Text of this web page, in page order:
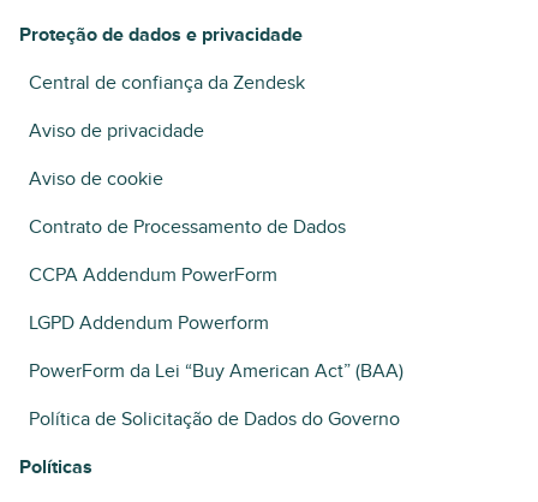
Proteção de dados e privacidade
Central de confiança da Zendesk
Aviso de privacidade
Aviso de cookie
Contrato de Processamento de Dados
CCPA Addendum PowerForm
LGPD Addendum Powerform
PowerForm da Lei “Buy American Act” (BAA)
Política de Solicitação de Dados do Governo
Políticas